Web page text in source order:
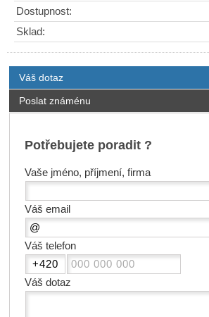
Dostupnost:
Sklad:
Váš dotaz
Poslat známénu
Potřebujete poradit ?
Vaše jméno, příjmení, firma
Váš email
Váš telefon
Váš dotaz